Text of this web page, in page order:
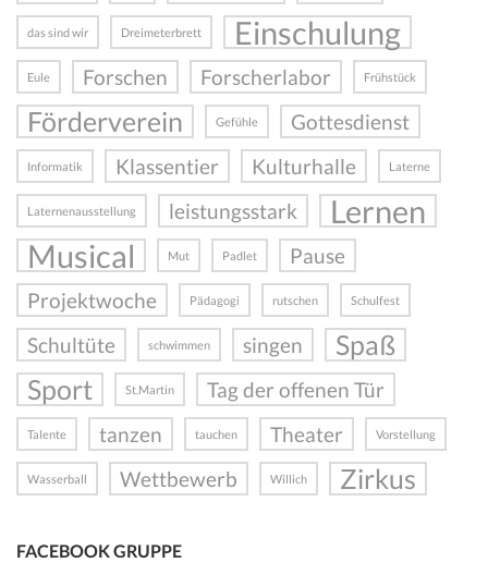
das sind wir Dreimeterbrett Einschulung
Eule Forschen Forscherlabor Frühstück
Förderverein Gefühle Gottesdienst
Informatik Klassentier Kulturhalle Laterne
Laternenausstellung leistungsstark
Lernen
Musical
Mut Padlet
Pause
Projektwoche
Pädagogi rutschen Schulfest
Schultüte schwimmen singen
Spaß
Sport
St.Martin Tag der offenen Tür
Talente tanzen tauchen Theater Vorstellung
Wasserball Wettbewerb Willich Zirkus
FACEBOOK GRUPPE